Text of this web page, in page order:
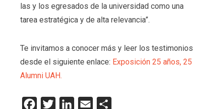
las y los egresados de la universidad como una
tarea estratégica y de alta relevancia”.
Te invitamos a conocer más y leer los testimonios
desde el siguiente enlace: Exposición 25 años, 25
Alumni UAH.
Facebook
Twitter LinkedInEmail